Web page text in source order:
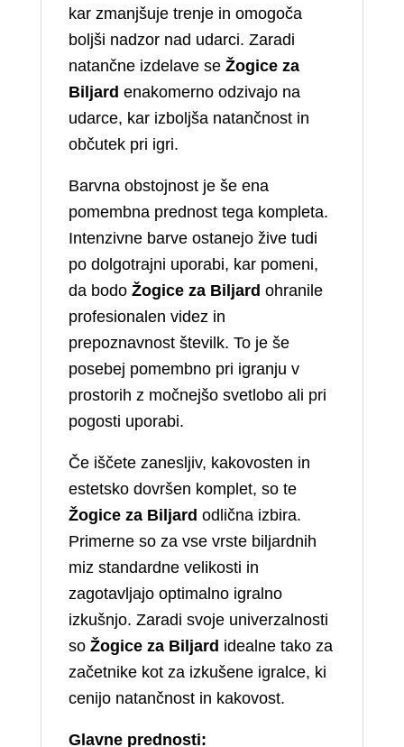
kar zmanjšuje trenje in omogoča
boljši nadzor nad udarci. Zaradi
natančne izdelave se Žogice za
Biljard enakomerno odzivajo na
udarce, kar izboljša natančnost in
občutek pri igri.
Barvna obstojnost je še ena
pomembna prednost tega kompleta.
Intenzivne barve ostanejo žive tudi
po dolgotrajni uporabi, kar pomeni,
da bodo Žogice za Biljard ohranile
profesionalen videz in
prepoznavnost številk. To je še
posebej pomembno pri igranju v
prostorih z močnejšo svetlobo ali pri
pogosti uporabi.
Če iščete zanesljiv, kakovosten in
estetsko dovršen komplet, so te
Žogice za Biljard odlična izbira.
Primerne so za vse vrste biljardnih
miz standardne velikosti in
zagotavljajo optimalno igralno
izkušnjo. Zaradi svoje univerzalnosti
so Žogice za Biljard idealne tako za
začetnike kot za izkušene igralce, ki
cenijo natančnost in kakovost.
Glavne prednosti: